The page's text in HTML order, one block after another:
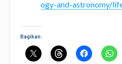
ogy-and-astronomy/
Bagikan: